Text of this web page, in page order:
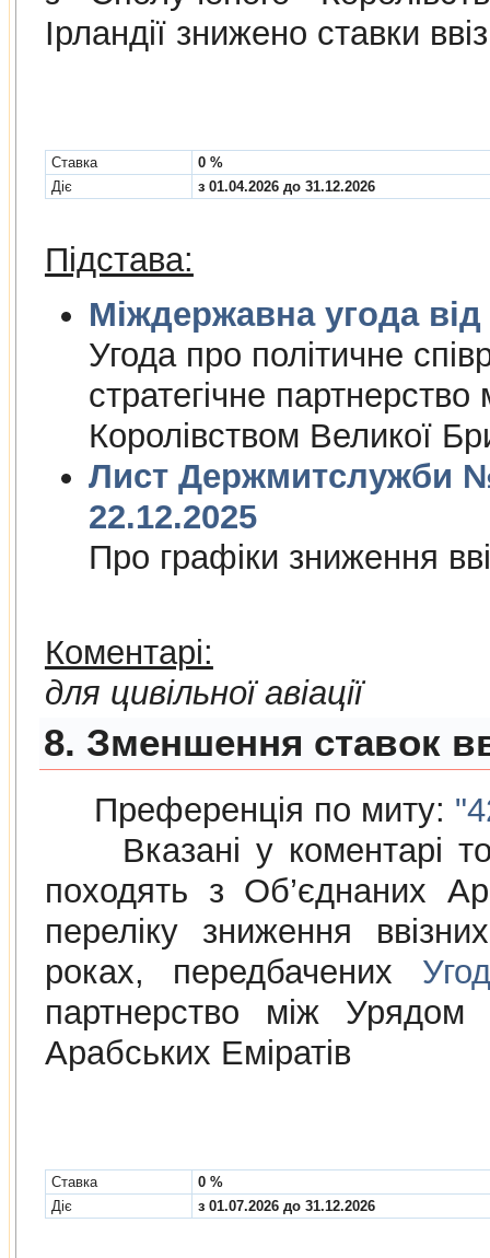
Ірландії знижено ставки
Cтавка
0 %
Діє
з 01.04.2026 до 31.12.2026
Підстава:
Угода про полiтичне
стратегiчне
Королiвством Великої
Лист Держмитслужби №
22.12.2025
Про графiки зниження
Коментарі:
для цивільної авіації
8. Зменшення ставок
Преференція по миту:
Вказані у коментарі
походять з Об’єднаних
переліку зниження
роках, передбачених
партнерство між
Арабських Еміратів
Cтавка
0 %
Діє
з 01.07.2026 до 31.12.2026